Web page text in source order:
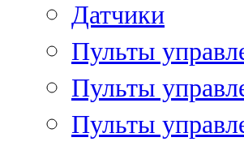
Датчики
Пульты
Пульты
Пульты